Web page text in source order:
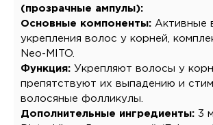
(прозрачные ампулы):
Основные компоненты: Активные
укрепления волос у корней,
Neo-MITO.
Функция: Укрепляют волосы у
препятствуют их выпадению и
волосяные фолликулы.
Дополнительные ингредиенты: 3